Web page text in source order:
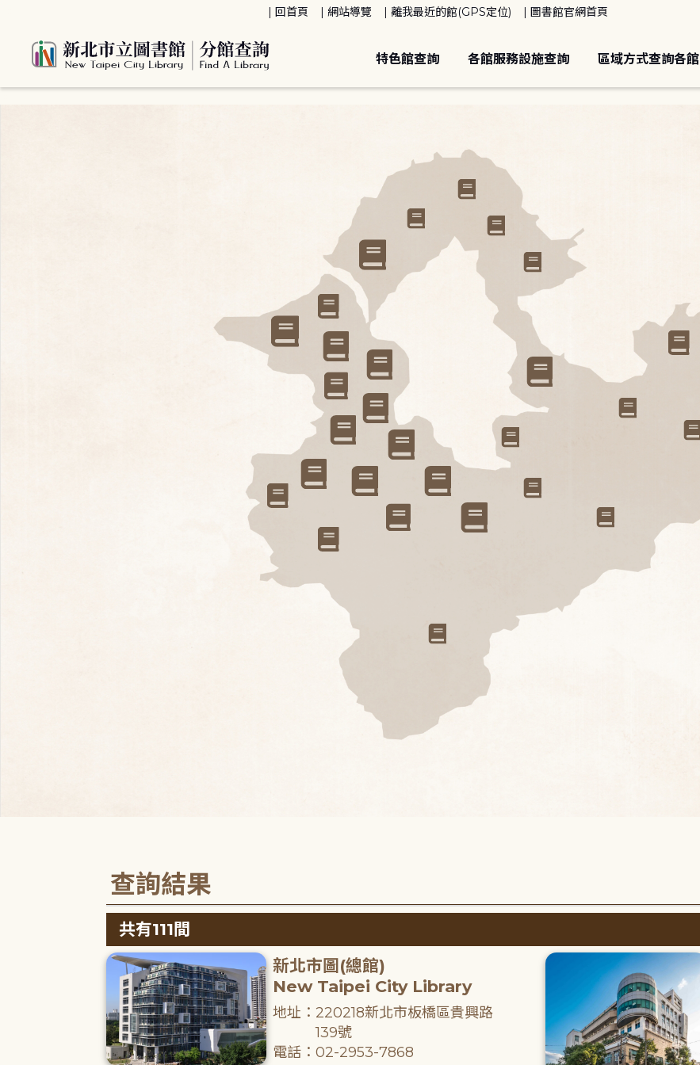
回首頁 網站導覽 離我最近的館(GPS定位) 圖書館官網首頁
特色館查詢 各館服務設施查詢 區域方式查詢各館
查詢結果
共有111間
新北市圖(總館)
New Taipei City Library
地址：220218新北市板橋區貴興路
139號
電話：02-2953-7868